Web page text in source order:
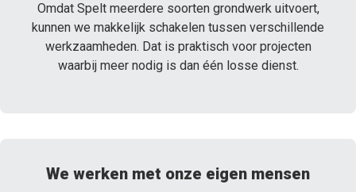
Omdat Spelt meerdere soorten grondwerk uitvoert,
kunnen we makkelijk schakelen tussen verschillende
werkzaamheden. Dat is praktisch voor projecten
waarbij meer nodig is dan één losse dienst.
We werken met onze eigen mensen